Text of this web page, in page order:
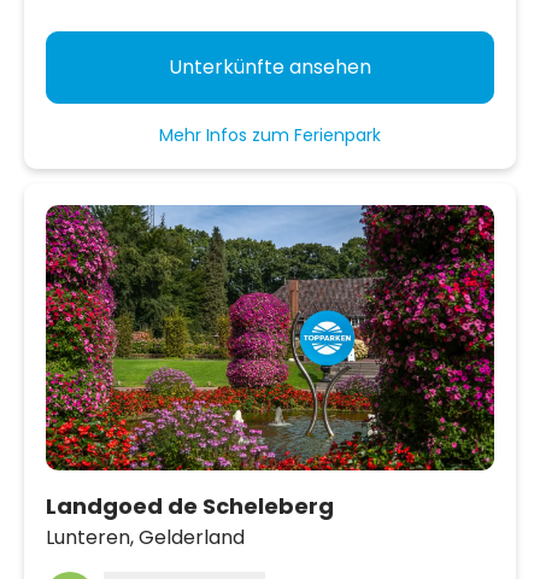
Unterkünfte ansehen
Mehr Infos zum Ferienpark
Landgoed de Scheleberg
Lunteren,Gelderland